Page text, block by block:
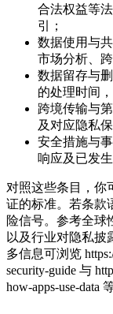
合法权益等
引；
数据使用与
市场分析、
数据留存与
的处理时间
跨境传输与
及对应隐私
安全措施与
响应及已发
对照这些条目，你
证的标准。若条款
险信号。参考全球
以及行业对隐私披
多信息可浏览
security-guide 与
how-apps-use-data